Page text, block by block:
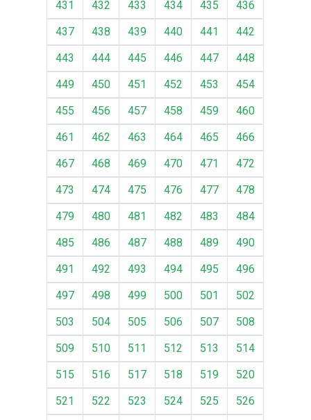
431 432 433 434 435
436
437
438 439 440 441
442
443
444 445 446 447
448
449
450 451 452 453
454
455
456 457 458 459
460
461
462 463 464 465
466
467
468 469 470 471
472
473
474 475 476 477
478
479
480 481 482 483
484
485
486 487 488 489
490
491
492 493 494 495
496
497
498 499 500 501
502
503
504 505 506 507
508
509
510 511 512 513
514
515
516 517 518 519
520
521
522 523 524 525
526